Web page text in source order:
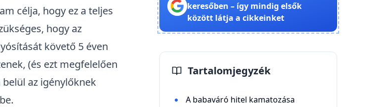
célja, hogy ez a teljes
hogy az
követő 5 éven
(és ezt megfelelően
az igénylőknek
keresőben – így mindig elsők
között látja a cikkeinket
Tartalomjegyzék
A babaváró hitel kamatozása